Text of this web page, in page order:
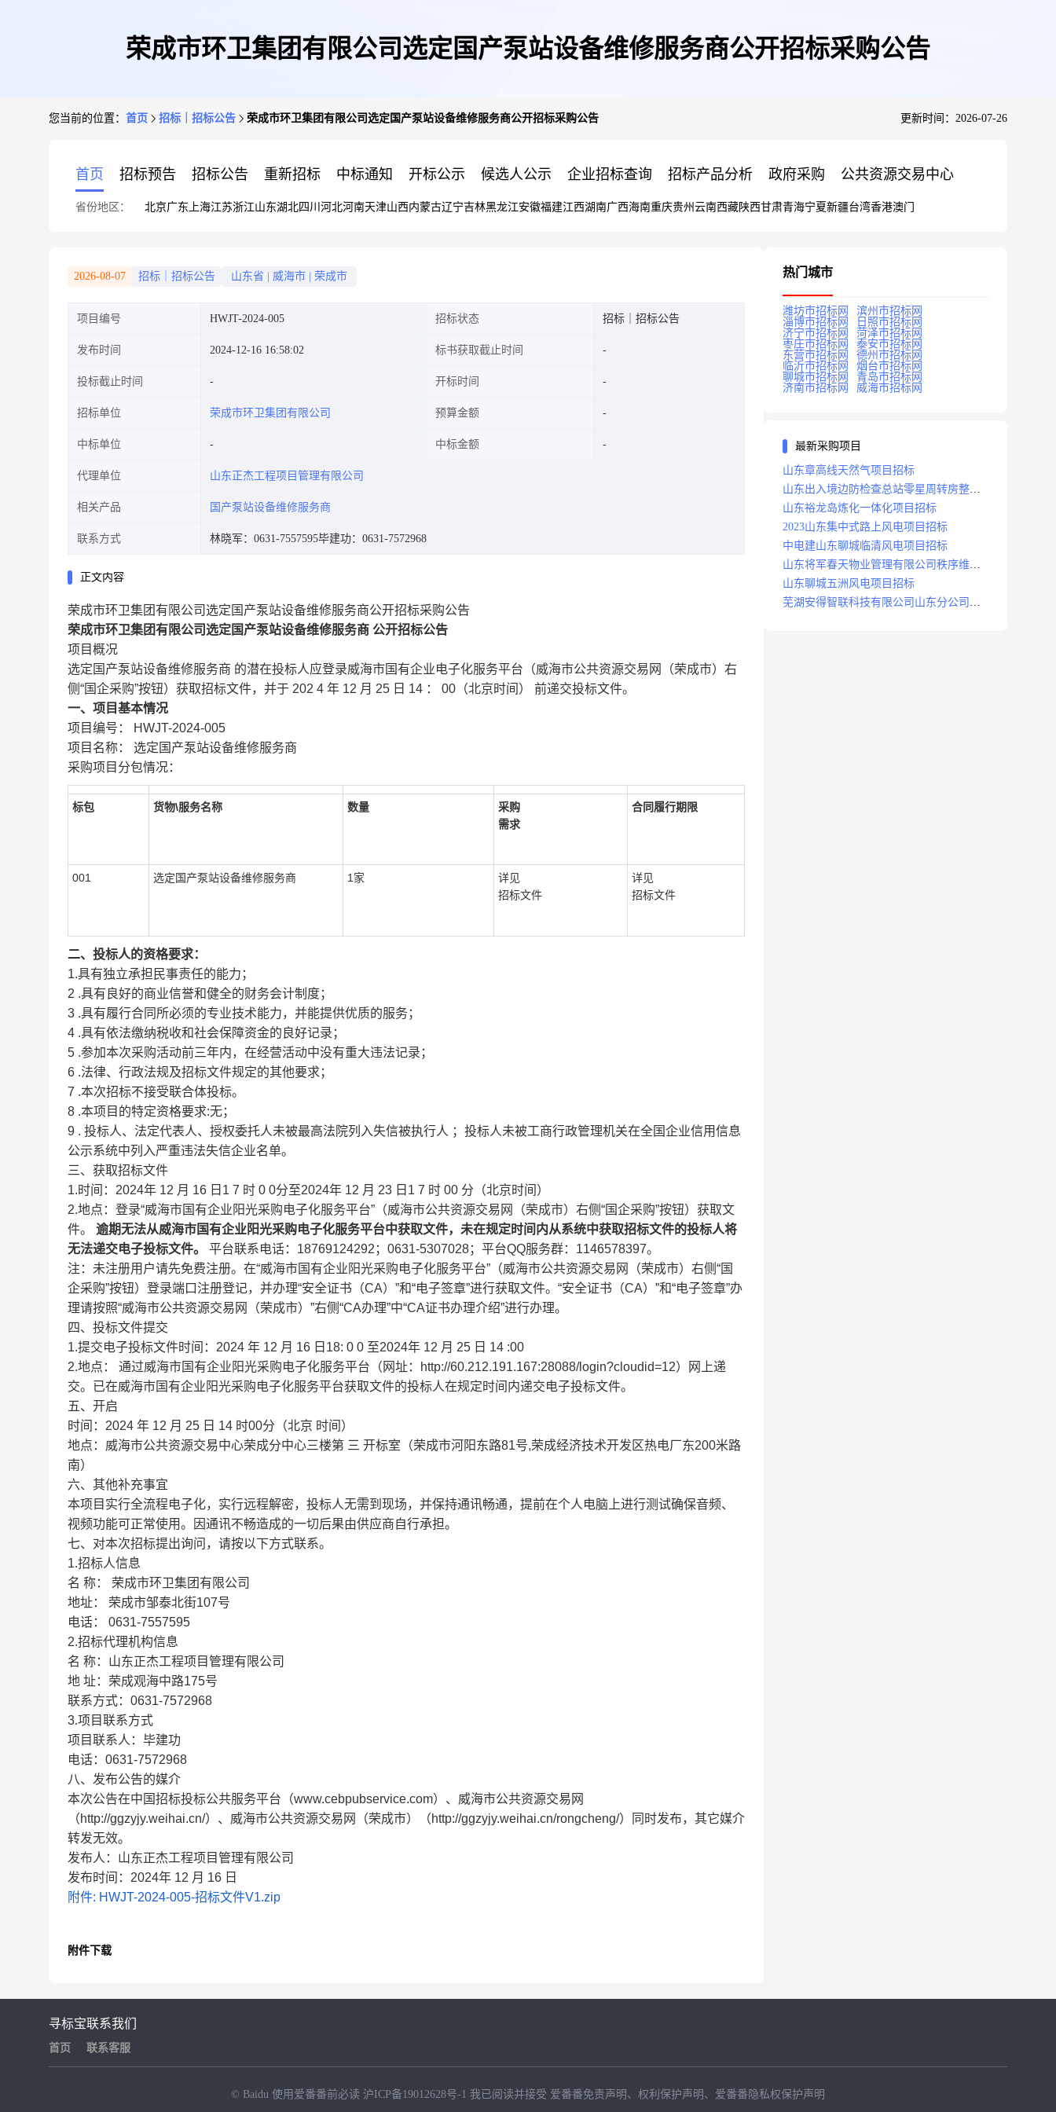
荣成市环卫集团有限公司选定国产泵站设备维修服务商公开招标采购公告
您当前的位置： 首页 招标｜招标公告 荣成市环卫集团有限公司选定国产泵站设备维修服务商公开招标采购公告 更新时间：2026-07-26
首页 招标预告 招标公告 重新招标 中标通知 开标公示 候选人公示 企业招标查询 招标产品分析 政府采购 公共资源交易中心
省份地区： 北京广东 上海江苏浙江山东湖北四川 河北河南天津山西内蒙古辽宁吉林黑龙江安徽福建江西湖南广西海南重庆贵州 云南西藏陕西甘肃青海宁夏新疆台湾香港澳门
2026-08-07 招标｜招标公告 山东省 威海市 荣成市
项目编号 HWJT-2024-005 招标状态 招标｜招标公告
发布时间 2024-12-16 16:58:02 标书获取截止时间
投标截止时间 开标时间
招标单位 荣成市环卫集团有限公司 预算金额
中标单位 中标金额
代理单位 山东正杰工程项目管理有限公司
相关产品 国产泵站设备维修服务商
联系方式 林晓军：0631-7557595毕建功：0631-7572968
正文内容
荣成市环卫集团有限公司选定国产泵站设备维修服务商公开招标采购公告
荣成市环卫集团有限公司选定国产泵站设备维修服务商 公开招标公告
项目概况
选定国产泵站设备维修服务商 的潜在投标人应登录威海市国有企业电子化服务平台（威海市公共资源交易网（荣成市）右
侧“国企采购”按钮）获取招标文件，并于 202 4 年 12 月 25 日 14 ： 00（北京时间）
前递交投标文件。
一、项目基本情况
项目编号：
HWJT-2024-005
项目名称：
选定国产泵站设备维修服务商
采购项目分包情况：
标包 货物\服务名称 数量
采购
需求
合同履行期限
001 选定国产泵站设备维修服务商 1家
详见
招标文件
详见
招标文件
二、投标人的资格要求：
1.具有独立承担民事责任的能力；
2 .具有良好的商业信誉和健全的财务会计制度；
3 .具有履行合同所必须的专业技术能力，并能提供优质的服务；
4 .具有依法缴纳税收和社会保障资金的良好记录；
5 .参加本次采购活动前三年内，在经营活动中没有重大违法记录；
6 .法律、行政法规及招标文件规定的其他要求；
7 .本次招标不接受联合体投标。
8 .本项目的特定资格要求:无；
9 . 投标人、法定代表人、授权委托人未被最高法院列入失信被执行人 ；投标人未被工商行政管理机关在全国企业信用信息
公示系统中列入严重违法失信企业名单。
三、获取招标文件
1.时间：2024年 12 月 16 日1 7 时 0 0分至2024年 12 月 23 日1 7 时 00 分（北京时间）
2.地点：登录“威海市国有企业阳光采购电子化服务平台”（威海市公共资源交易网（荣成市）右侧“国企采购”按钮）获取文
件。
逾期无法从威海市国有企业阳光采购电子化服务平台中获取文件，未在规定时间内从系统中获取招标文件的投标人将
无法递交电子投标文件。
平台联系电话：18769124292；0631-5307028；平台QQ服务群：1146578397。
注：未注册用户请先免费注册。在“威海市国有企业阳光采购电子化服务平台”（威海市公共资源交易网（荣成市）右侧“国
企采购”按钮）登录端口注册登记，并办理“安全证书（CA）”和“电子签章”进行获取文件。“安全证书（CA）”和“电子签章”办
理请按照“威海市公共资源交易网（荣成市）”右侧“CA办理”中“CA证书办理介绍”进行办理。
四、投标文件提交
1.提交电子投标文件时间：2024 年 12 月 16 日18: 0 0 至2024年 12 月 25 日 14 :00
2.地点：
通过威海市国有企业阳光采购电子化服务平台（网址：http://60.212.191.167:28088/login?cloudid=12）网上递
交。已在威海市国有企业阳光采购电子化服务平台获取文件的投标人在规定时间内递交电子投标文件。
五、开启
时间：2024 年 12 月 25 日 14 时00分（北京 时间）
地点：威海市公共资源交易中心荣成分中心三楼第 三 开标室（荣成市河阳东路81号,荣成经济技术开发区热电厂东200米路
南）
六、其他补充事宜
本项目实行全流程电子化，实行远程解密，投标人无需到现场，并保持通讯畅通，提前在个人电脑上进行测试确保音频、
视频功能可正常使用。因通讯不畅造成的一切后果由供应商自行承担。
七、对本次招标提出询问，请按以下方式联系。
1.招标人信息
名 称：
荣成市环卫集团有限公司
地址：
荣成市邹泰北街107号
电话：
0631-7557595
2.招标代理机构信息
名 称：山东正杰工程项目管理有限公司
地 址：荣成观海中路175号
联系方式：0631-7572968
3.项目联系方式
项目联系人：毕建功
电话：0631-7572968
八、发布公告的媒介
本次公告在中国招标投标公共服务平台（www.cebpubservice.com）、威海市公共资源交易网
（http://ggzyjy.weihai.cn/）、威海市公共资源交易网（荣成市）（http://ggzyjy.weihai.cn/rongcheng/）同时发布，其它媒介
转发无效。
发布人：山东正杰工程项目管理有限公司
发布时间：2024年 12 月 16 日
附件: HWJT-2024-005-招标文件V1.zip
附件下载
热门城市
潍坊市招标网
滨州市招标网
淄博市招标网
日照市招标网
济宁市招标网
菏泽市招标网
枣庄市招标网
泰安市招标网
东营市招标网
德州市招标网
临沂市招标网
烟台市招标网
聊城市招标网
青岛市招标网
济南市招标网
威海市招标网
最新采购项目
山东章高线天然气项目招标
山东出入境边防检查总站零星周转房整修
项目招标中标
山东裕龙岛炼化一体化项目招标
2023山东集中式路上风电项目招标
中电建山东聊城临清风电项目招标
山东将军春天物业管理有限公司秩序维护
服务项目招标公告
山东聊城五洲风电项目招标
芜湖安得智联科技有限公司山东分公司济
寻标宝
首页
联系我们
联系客服
© Baidu 使用爱番番前必读 沪ICP备19012628号-1 我已阅读并接受 爱番番免责声明 、 权利保护声明 、 爱番番隐私权保护声明